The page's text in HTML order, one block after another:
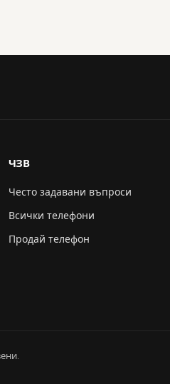
ЧЗВ
Често задавани въпроси
Всички телефони
Продай телефон